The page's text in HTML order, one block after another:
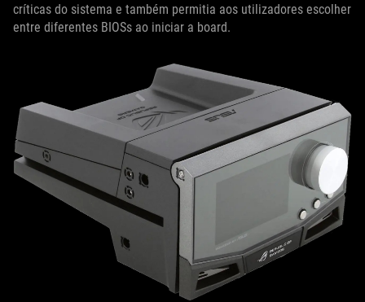
críticas do sistema e também permitia aos utilizadores escolher
entre diferentes BIOSs ao iniciar a board.